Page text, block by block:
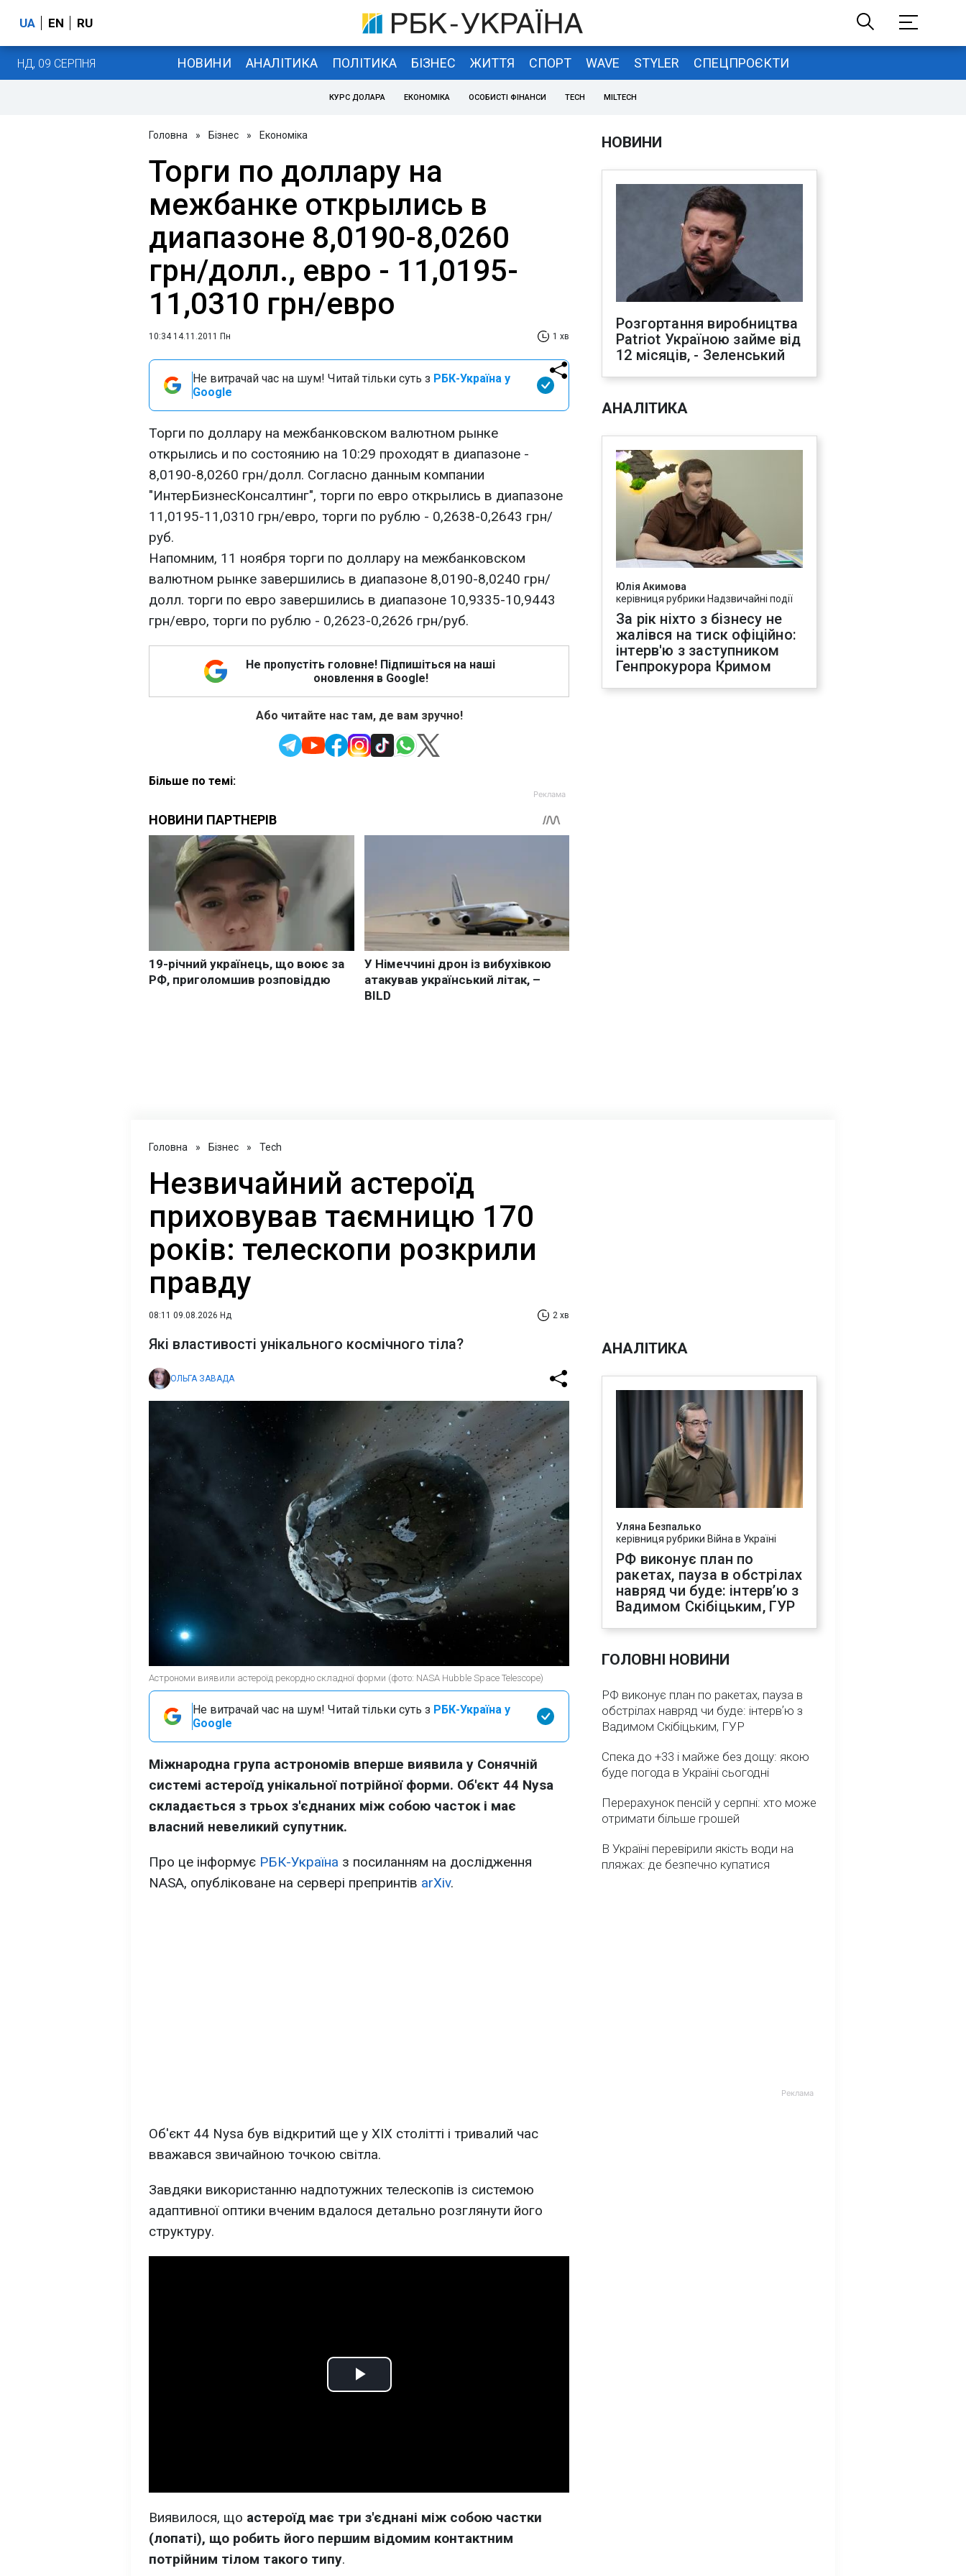
UA EN RU
НД, 09 СЕРПНЯ НОВИНИ АНАЛІТИКА ПОЛІТИКА БІЗНЕС ЖИТТЯ СПОРТ WAVE STYLER СПЕЦПРОЄКТИ
КУРС ДОЛАРА ЕКОНОМІКА ОСОБИСТІ ФІНАНСИ TECH MILTECH
Головна » Бізнес » Економіка
Торги по доллару на
межбанке открылись в
диапазоне 8,0190-8,0260
грн/долл., евро - 11,0195-
11,0310 грн/евро
10:34 14.11.2011 Пн 1 хв
Не витрачай час на шум! Читай тільки суть з РБК-Україна у
Google
Торги по доллару на межбанковском валютном рынке
открылись и по состоянию на 10:29 проходят в диапазоне -
8,0190-8,0260 грн/долл. Согласно данным компании
"ИнтерБизнесКонсалтинг", торги по евро открылись в диапазоне
11,0195-11,0310 грн/евро, торги по рублю - 0,2638-0,2643 грн/
руб.
Напомним, 11 ноября торги по доллару на межбанковском
валютном рынке завершились в диапазоне 8,0190-8,0240 грн/
долл. торги по евро завершились в диапазоне 10,9335-10,9443
грн/евро, торги по рублю - 0,2623-0,2626 грн/руб.
Не пропустіть головне! Підпишіться на наші
оновлення в Google!
Або читайте нас там, де вам зручно!
Більше по темі:
НОВИНИ
Розгортання виробництва
Patriot Україною займе від
12 місяців, - Зеленський
АНАЛІТИКА
Юлія Акимова
керівниця рубрики Надзвичайні події
За рік ніхто з бізнесу не
жалівся на тиск офіційно:
інтерв'ю з заступником
Генпрокурора Кримом
Головна » Бізнес » Tech
Незвичайний астероїд
приховував таємницю 170
років: телескопи розкрили
правду
08:11 09.08.2026 Нд 2 хв
Які властивості унікального космічного тіла?
ОЛЬГА ЗАВАДА
Астрономи виявили астероїд рекордно складної форми (фото: NASA Hubble Space Telescope)
Не витрачай час на шум! Читай тільки суть з РБК-Україна у
Google
Міжнародна група астрономів вперше виявила у Сонячній
системі астероїд унікальної потрійної форми. Об'єкт 44 Nysa
складається з трьох з'єднаних між собою часток і має
власний невеликий супутник.
Про це інформує РБК-Україна з посиланням на дослідження
NASA, опубліковане на сервері препринтів arXiv.
Об'єкт 44 Nysa був відкритий ще у XIX столітті і тривалий час
вважався звичайною точкою світла.
Завдяки використанню надпотужних телескопів із системою
адаптивної оптики вченим вдалося детально розглянути його
структуру.
Play
Виявилося, що астероїд має три з'єднані між собою частки
(лопаті), що робить його першим відомим контактним
потрійним тілом такого типу.
АНАЛІТИКА
Уляна Безпалько
керівниця рубрики Війна в Україні
РФ виконує план по
ракетах, пауза в обстрілах
навряд чи буде: інтервʼю з
Вадимом Скібіцьким, ГУР
ГОЛОВНІ НОВИНИ
РФ виконує план по ракетах, пауза в
обстрілах навряд чи буде: інтервʼю з
Вадимом Скібіцьким, ГУР
Спека до +33 і майже без дощу: якою
буде погода в Україні сьогодні
Перерахунок пенсій у серпні: хто може
отримати більше грошей
В Україні перевірили якість води на
пляжах: де безпечно купатися